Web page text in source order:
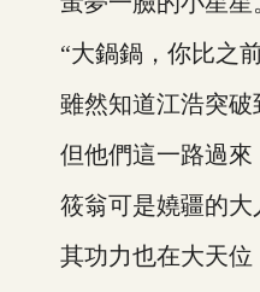
“大鍋鍋，你比之前
雖然知道江浩突破
但他們這一路過來，
筱翁可是嬈疆的大
其功力也在大天位，